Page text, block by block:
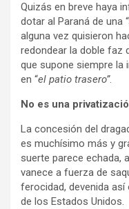
Qui­zás en breve haya
dotar al Paraná de una
alguna vez qui­sie­ron
redon­dear la doble faz
que supone siem­pre la
en “el patio tra­sero”.
No es una
La con­ce­sión del
es muchí­simo más y
suerte parece echada,
va­nece a fuerza de
fero­ci­dad, deve­nida
de los Esta­dos Uni­dos.